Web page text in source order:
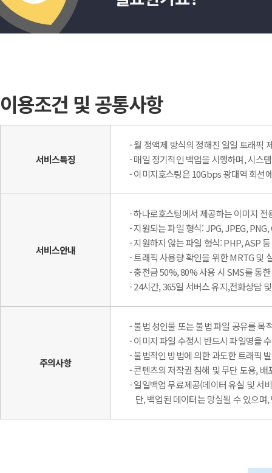
이용조건 및 공통사항
서비스특징
- 월 정액제 방식의 정해진 일일 트래픽
- 매일 정기적인 백업을 시행하며, 시
- 이미지호스팅은 10Gbps 광대역 회선
서비스안내
- 하나로호스팅에서 제공하는 이미지
- 지원되는 파일 형식: JPG, JPEG,
- 지원하지 않는 파일 형식: PHP, ASP
- 트래픽 사용량 확인을 위한 MRTG 및
- 충전금 50%, 80% 사용 시 SMS를 통
- 24시간, 365일 서버스 유지,전화상담
주의사항
- 불법 성인물 또는 불법 파일 공유를 목
- 이미지 파일 수정시 반드시 파일명을
- 불법적인 방법에 의한 과도한 트래픽
- 콘텐츠의 저작권 침해 및 무단 도용,
- 일일백업 무료제공(데이터 유실 및 서
단, 백업된 데이터는 망실될 수 있으